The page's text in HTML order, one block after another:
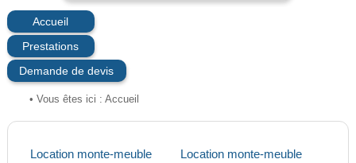
Accueil
Prestations
Demande de devis
• Vous êtes ici : Accueil
Location monte-meuble
Location monte-meuble